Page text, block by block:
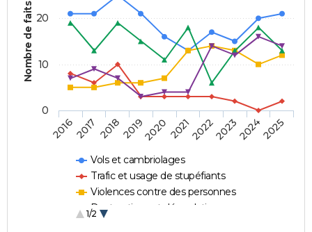
Nombre de faits
Vols et cambriolages
Trafic et usage de stupéfiants
Violences contre des personnes
Destructions et dégradations
1/2
20162017 20182019202020212022202320242025
0
10
20